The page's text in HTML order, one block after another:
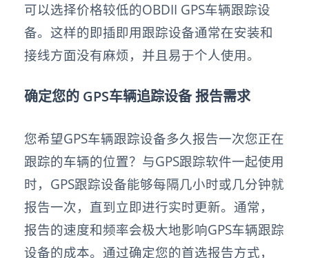
可以选择价格较低的OBDII GPS车辆跟踪设
备。这样的即插即用跟踪设备通常在安装和
接线方面没有麻烦，并且易于个人使用。
确定您的 GPS车辆追踪设备报告需求
您希望GPS车辆跟踪设备多久报告一次您正在
跟踪的车辆的位置？与GPS跟踪软件一起使用
时，GPS跟踪设备能够每隔几小时或几分钟就
报告一次，直到立即进行实时更新。通常，
报告的速度和频率会极大地影响GPS车辆跟踪
设备的成本。通过确定您的首选报告方式，